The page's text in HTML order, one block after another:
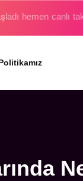
gerçek oluyor.